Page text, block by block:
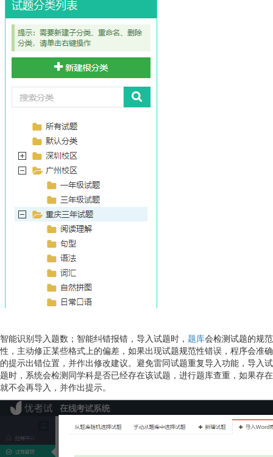
智能识别导入题数；智能纠错报错，导入试题时， 题库会检测试题的规范
性，主动修正某些格式上的偏差，如果出现试题规范性错误，程序会准确
的提示出错位置，并作出修改建议。避免雷同试题重复导入功能，导入试
题时，系统会检测同学科是否已经存在该试题，进行题库查重，如果存在
就不会再导入，并作出提示。